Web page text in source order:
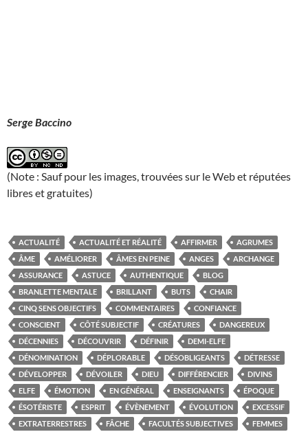
Serge Baccino
(Note : Sauf pour les images, trouvées sur le Web et réputées
libres et gratuites)
ACTUALITÉ ACTUALITÉ ET RÉALITÉ AFFIRMER
AGRUMES
ÂME
AMÉLIORER ÂMES EN PEINE ANGES
ARCHANGE
ASSURANCE
ASTUCE AUTHENTIQUE
BLOG
BRANLETTE MENTALE
BRILLANT BUTS
CHAIR
CINQ SENS OBJECTIFS
COMMENTAIRES
CONFIANCE
CONSCIENT
CÔTÉ SUBJECTIF CRÉATURES
DANGEREUX
DÉCENNIES
DÉCOUVRIR DÉFINIR
DEMI-ELFE
DÉNOMINATION
DÉPLORABLE DÉSOBLIGEANTS
DÉTRESSE
DÉVELOPPER
DÉVOILER DIEU DIFFÉRENCIER
DIVINS
ELFE
ÉMOTION EN GÉNÉRAL ENSEIGNANTS
ÉPOQUE
ÉSOTÉRISTE
ESPRIT ÉVÈNEMENT ÉVOLUTION
EXCESSIF
EXTRATERRESTRES
FÂCHE FACULTÉS SUBJECTIVES FEMMES